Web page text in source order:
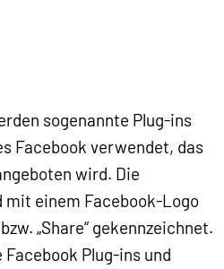
sogenannte Plug-ins
Facebook verwendet, das
wird. Die
mit einem Facebook-Logo
„Share“ gekennzeichnet.
Plug-ins und